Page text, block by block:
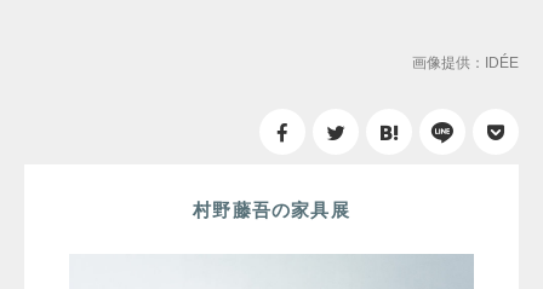
画像提供：IDÉE
村野藤吾の家具展